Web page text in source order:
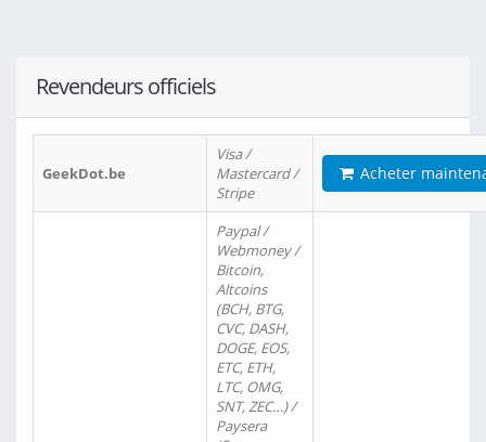
Revendeurs officiels
GeekDot.be
Visa /
Mastercard /
Stripe
Acheter
Paypal /
Webmoney /
Bitcoin,
Altcoins
(BCH, BTG,
CVC, DASH,
DOGE, EOS,
ETC, ETH,
LTC, OMG,
SNT, ZEC…) /
Paysera